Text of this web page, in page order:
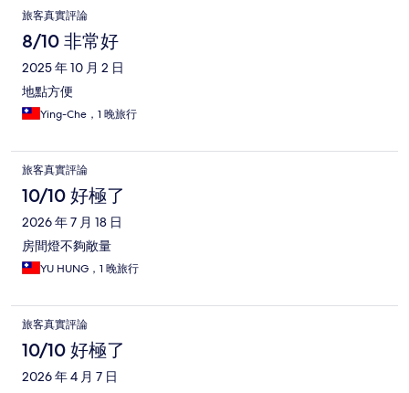
旅客真實評論
8/10 非常好
2025 年 10 月 2 日
地點方便
Ying-Che，1 晚旅行
旅客真實評論
10/10 好極了
2026 年 7 月 18 日
房間燈不夠敞量
YU HUNG，1 晚旅行
旅客真實評論
10/10 好極了
2026 年 4 月 7 日